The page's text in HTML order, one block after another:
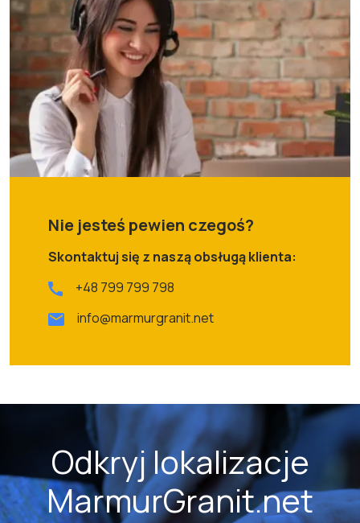
Nie jesteś pewien czegoś?
Skontaktuj się z naszą obsługą klienta:
+48 799 799 798
info@marmurgranit.net
Odkryj lokalizacje
MarmurGranit.net